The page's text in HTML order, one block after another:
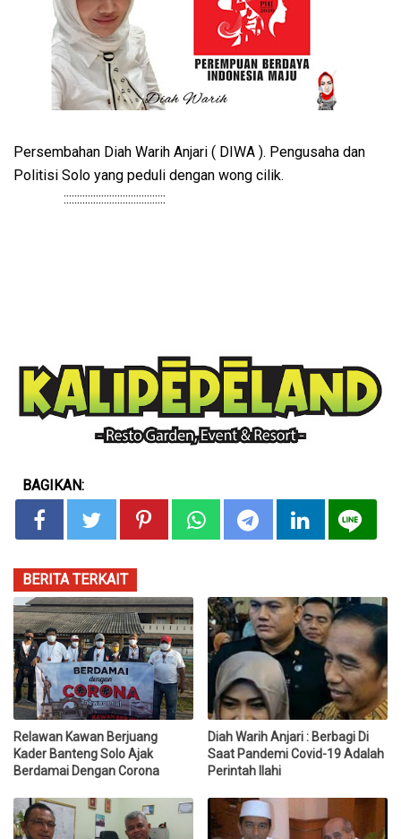
Persembahan Diah Warih Anjari ( DIWA ). Pengusaha dan
Politisi Solo yang peduli dengan wong cilik.
::::::::::::::::::::::::::::::::::::::
BAGIKAN:
BERITA TERKAIT
Relawan Kawan Berjuang
Kader Banteng Solo Ajak
Berdamai Dengan Corona
Diah Warih Anjari : Berbagi Di
Saat Pandemi Covid-19 Adalah
Perintah Ilahi